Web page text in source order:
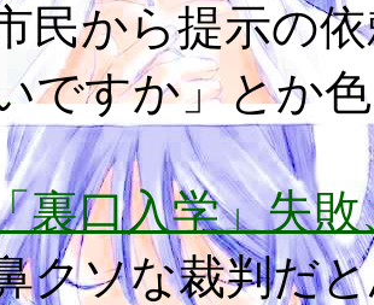
民から提示の
ですか」とか
裏口入学」失
クソな裁判だ